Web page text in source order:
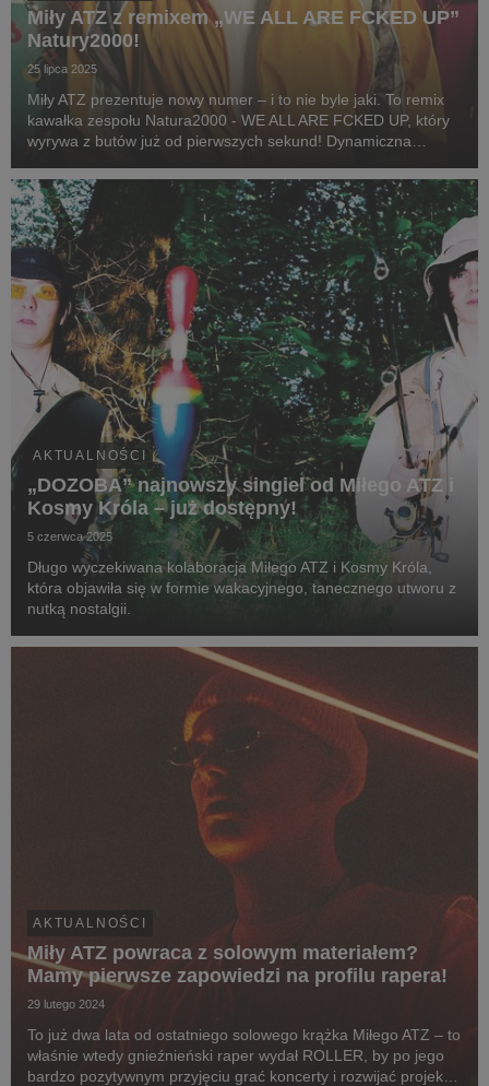
Miły ATZ z remixem „WE ALL ARE FCKED UP”
Natury2000!
25 lipca 2025
Miły ATZ prezentuje nowy numer – i to nie byle jaki. To remix
kawałka zespołu Natura2000 - WE ALL ARE FCKED UP, który
wyrywa z butów już od pierwszych sekund! Dynamiczna
Londynu, brzmienie, które spokojnie wyciągn...
AKTUALNOŚCI
„DOZOBA” najnowszy singiel od Miłego ATZ i
Kosmy Króla – już dostępny!
5 czerwca 2025
Długo wyczekiwana kolaboracja Miłego ATZ i Kosmy Króla,
która objawiła się w formie wakacyjnego, tanecznego utworu z
nutką nostalgii.
AKTUALNOŚCI
Miły ATZ powraca z solowym materiałem?
Mamy pierwsze zapowiedzi na profilu rapera!
29 lutego 2024
To już dwa lata od ostatniego solowego krążka Miłego ATZ – to
właśnie wtedy gnieźnieński raper wydał ROLLER, by po jego
bardzo pozytywnym przyjęciu grać koncerty i rozwijać projekt